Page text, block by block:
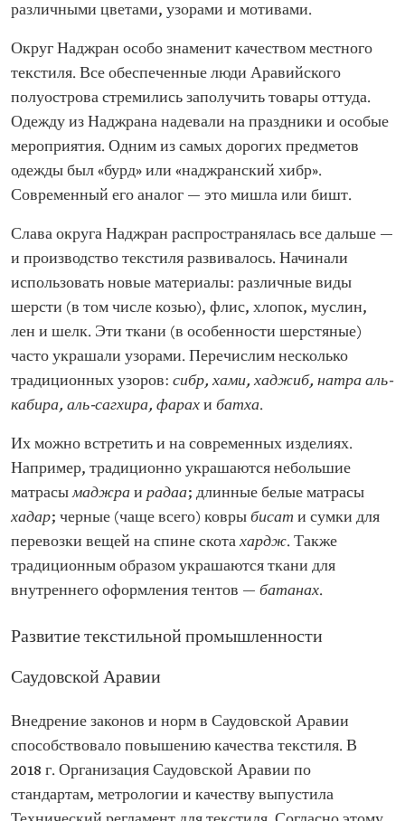
различными цветами, узорами и мотивами.
Округ Наджран особо знаменит качеством местного
текстиля. Все обеспеченные люди Аравийского
полуострова стремились заполучить товары оттуда.
Одежду из Наджрана надевали на праздники и особые
мероприятия. Одним из самых дорогих предметов
одежды был «бурд» или «наджранский хибр».
Современный его аналог — это мишла или бишт.
Слава округа Наджран распространялась все дальше —
и производство текстиля развивалось. Начинали
использовать новые материалы: различные виды
шерсти (в том числе козью), флис, хлопок, муслин,
лен и шелк. Эти ткани (в особенности шерстяные)
часто украшали узорами. Перечислим несколько
традиционных узоров: сибр, хами, хаджиб, натра аль-
кабира, аль-сагхира, фарахи батха.
Их можно встретить и на современных изделиях.
Например, традиционно украшаются небольшие
матрасымаджраи радаа; длинные белые матрасы
хадар; черные (чаще всего) коврыбисат и сумки для
перевозки вещей на спине скотахардж. Также
традиционным образом украшаются ткани для
внутреннего оформления тентов — батанах.
Развитие текстильной промышленности
Саудовской Аравии
Внедрение законов и норм в Саудовской Аравии
способствовало повышению качества текстиля. В
2018 г. Организация Саудовской Аравии по
стандартам, метрологии и качеству выпустила